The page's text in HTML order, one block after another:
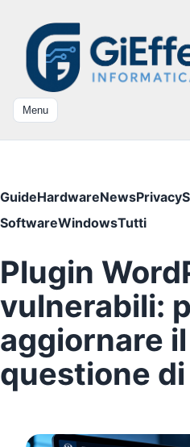
Menu
GuideHardwareNewsPrivacy
SoftwareWindowsTutti
Plugin
vulnerabili:
aggiornare
questione